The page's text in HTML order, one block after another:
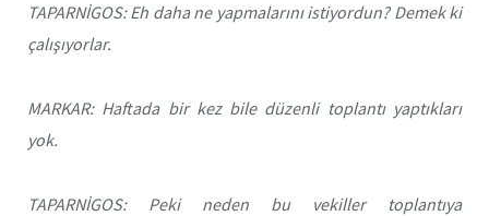
TAPARNİGOS: Eh daha ne yapmalarını istiyordun? Demek ki
çalışıyorlar.
MARKAR: Haftada bir kez bile düzenli toplantı yaptıkları
yok.
TAPARNİGOS: Peki neden bu vekiller toplantıya